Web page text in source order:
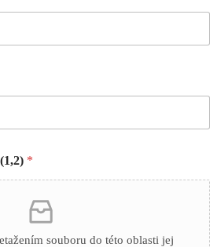
*
souboru do této oblasti jej